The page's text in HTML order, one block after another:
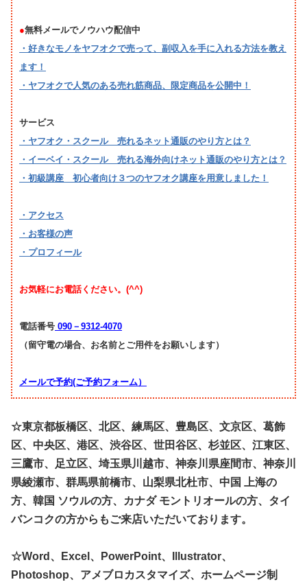
●無料メールでノウハウ配信中
・好きなモノをヤフオクで売って、副収入を手に入れる方法を教え
ます！
・ヤフオクで人気のある売れ筋商品、限定商品を公開中！
サービス
・ヤフオク・スクール 売れるネット通販のやり方とは？
・イーベイ・スクール 売れる海外向けネット通販のやり方とは？
・初級講座 初心者向け３つのヤフオク講座を用意しました！
・アクセス
・お客様の声
・プロフィール
お気軽にお電話ください。(^^)
電話番号 090－9312-4070
（留守電の場合、お名前とご用件をお願いします）
メールで予約(ご予約フォーム）
☆東京都板橋区、北区、練馬区、豊島区、文京区、葛飾
区、中央区、港区、渋谷区、世田谷区、杉並区、江東区、
三鷹市、足立区、埼玉県川越市、神奈川県座間市、神奈川
県綾瀬市、群馬県前橋市、山梨県北杜市、中国 上海の
方、韓国 ソウルの方、カナダ モントリオールの方、タイ
バンコクの方からもご来店いただいております。
☆Word、Excel、PowerPoint、Illustrator、
Photoshop、アメブロカスタマイズ、ホームページ制